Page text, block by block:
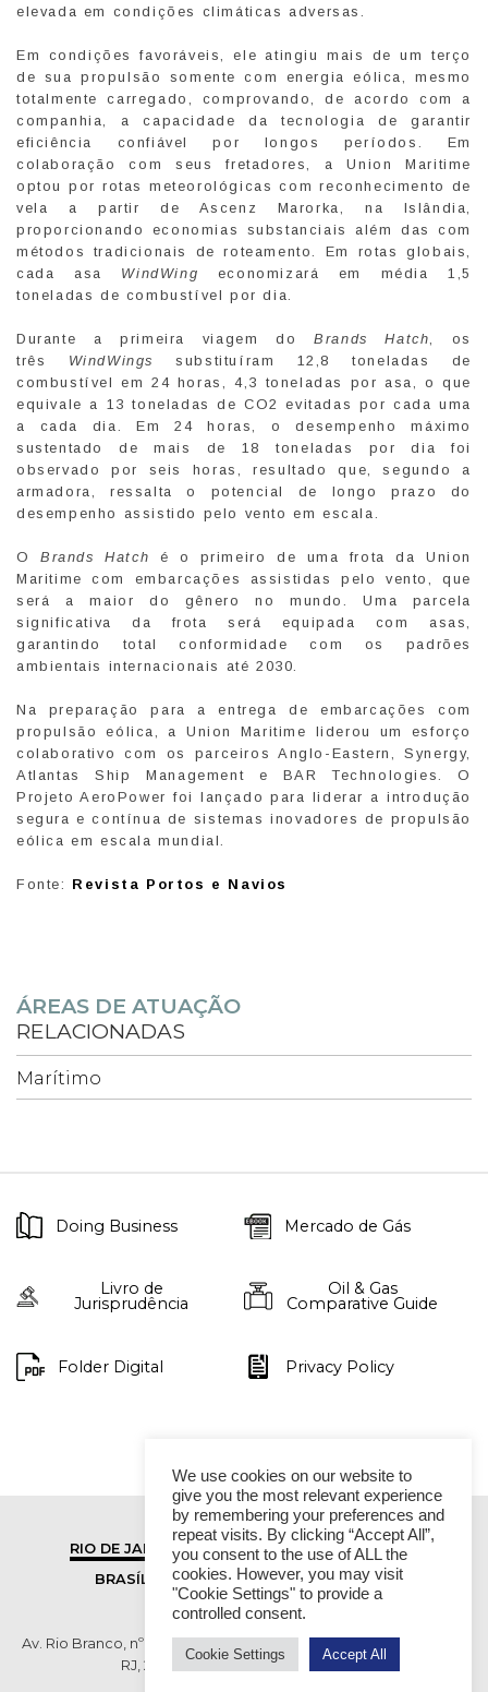
elevada em condições climáticas adversas.
Em condições favoráveis, ele atingiu mais de um terço
de sua propulsão somente com energia eólica, mesmo
totalmente carregado, comprovando, de acordo com a
companhia, a capacidade da tecnologia de garantir
eficiência confiável por longos períodos. Em
colaboração com seus fretadores, a Union Maritime
optou por rotas meteorológicas com reconhecimento de
vela a partir de Ascenz Marorka, na Islândia,
proporcionando economias substanciais além das com
métodos tradicionais de roteamento. Em rotas globais,
cada asa WindWing economizará em média 1,5
toneladas de combustível por dia.
Durante a primeira viagem doBrands Hatch, os
três WindWings
substituíram 12,8 toneladas de
combustível em 24 horas, 4,3 toneladas por asa, o que
equivale a 13 toneladas de CO2 evitadas por cada uma
a cada dia. Em 24 horas, o desempenho máximo
sustentado de mais de 18 toneladas por dia foi
observado por seis horas, resultado que, segundo a
armadora, ressalta o potencial de longo prazo do
desempenho assistido pelo vento em escala.
OBrands Hatch é o primeiro de uma frota da Union
Maritime com embarcações assistidas pelo vento, que
será a maior do gênero no mundo. Uma parcela
significativa da frota será equipada com asas,
garantindo total conformidade com os padrões
ambientais internacionais até 2030.
Na preparação para a entrega de embarcações com
propulsão eólica, a Union Maritime liderou um esforço
colaborativo com os parceiros Anglo-Eastern, Synergy,
Atlantas Ship Management e BAR Technologies. O
Projeto AeroPower foi lançado para liderar a introdução
segura e contínua de sistemas inovadores de propulsão
eólica em escala mundial.
Fonte: Revista Portos e Navios
ÁREAS DE ATUAÇÃO
RELACIONADAS
Marítimo
Doing Business Mercado de Gás
Livro de
Jurisprudência
Oil & Gas
Comparative Guide
Folder Digital Privacy Policy
RIO DE JANEIRO
SÃO PAULO
BRASÍLIA
VITÓRIA
Av. Rio Branco, nº 01, 14º andar - Ed. RB1- Centro, Rio de Janeiro -
RJ, 20090-003 TEL (55 21) 2276 6200
We use cookies on our website to
give you the most relevant experience
by remembering your preferences and
repeat visits. By clicking “Accept All”,
you consent to the use of ALL the
cookies. However, you may visit
"Cookie Settings" to provide a
controlled consent.
Cookie Settings Accept All